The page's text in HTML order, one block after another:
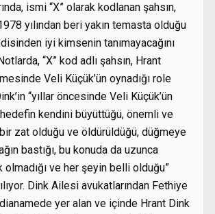
ismi “X” olarak kodlanan şahsın,
yılından beri yakın temasta olduğu
iyi kimsenin tanımayacağını
“X” kod adlı şahsın, Hrant
Veli Küçük’ün oynadığı role
“yıllar öncesinde Veli Küçük’ün
kendini büyüttüğü, önemli ve
zat olduğu ve öldürüldüğü, düğmeye
bastığı, bu konuda da uzunca
ve her şeyin belli olduğu”
Dink Ailesi avukatlarından Fethiye
yer alan ve içinde Hrant Dink